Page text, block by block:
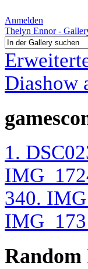
Anmelden
Thelyn Ennor -
Diashow
1.
340.
Random